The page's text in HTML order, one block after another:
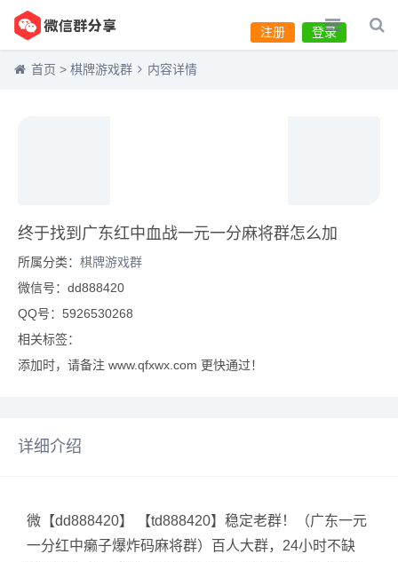
登录
注册
首页 > 棋牌游戏群 内容详情
终于找到广东红中血战一元一分麻将群怎么加
所属分类： 棋牌游戏群
微信号：dd888420
QQ号：5926530268
相关标签：
添加时，请备注 www.qfxwx.com 更快通过！
详细介绍
微【dd888420】 【td888420】稳定老群！（广东一元
一分红中癞子爆炸码麻将群）百人大群，24小时不缺